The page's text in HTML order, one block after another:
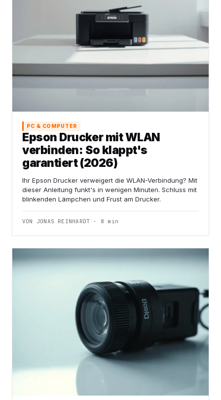
PC & COMPUTER
Epson Drucker mit WLAN
verbinden: So klappt's
garantiert (2026)
Ihr Epson Drucker verweigert die WLAN-Verbindung? Mit
dieser Anleitung funkt's in wenigen Minuten. Schluss mit
blinkenden Lämpchen und Frust am Drucker.
VON JONAS REINHARDT · 8 min